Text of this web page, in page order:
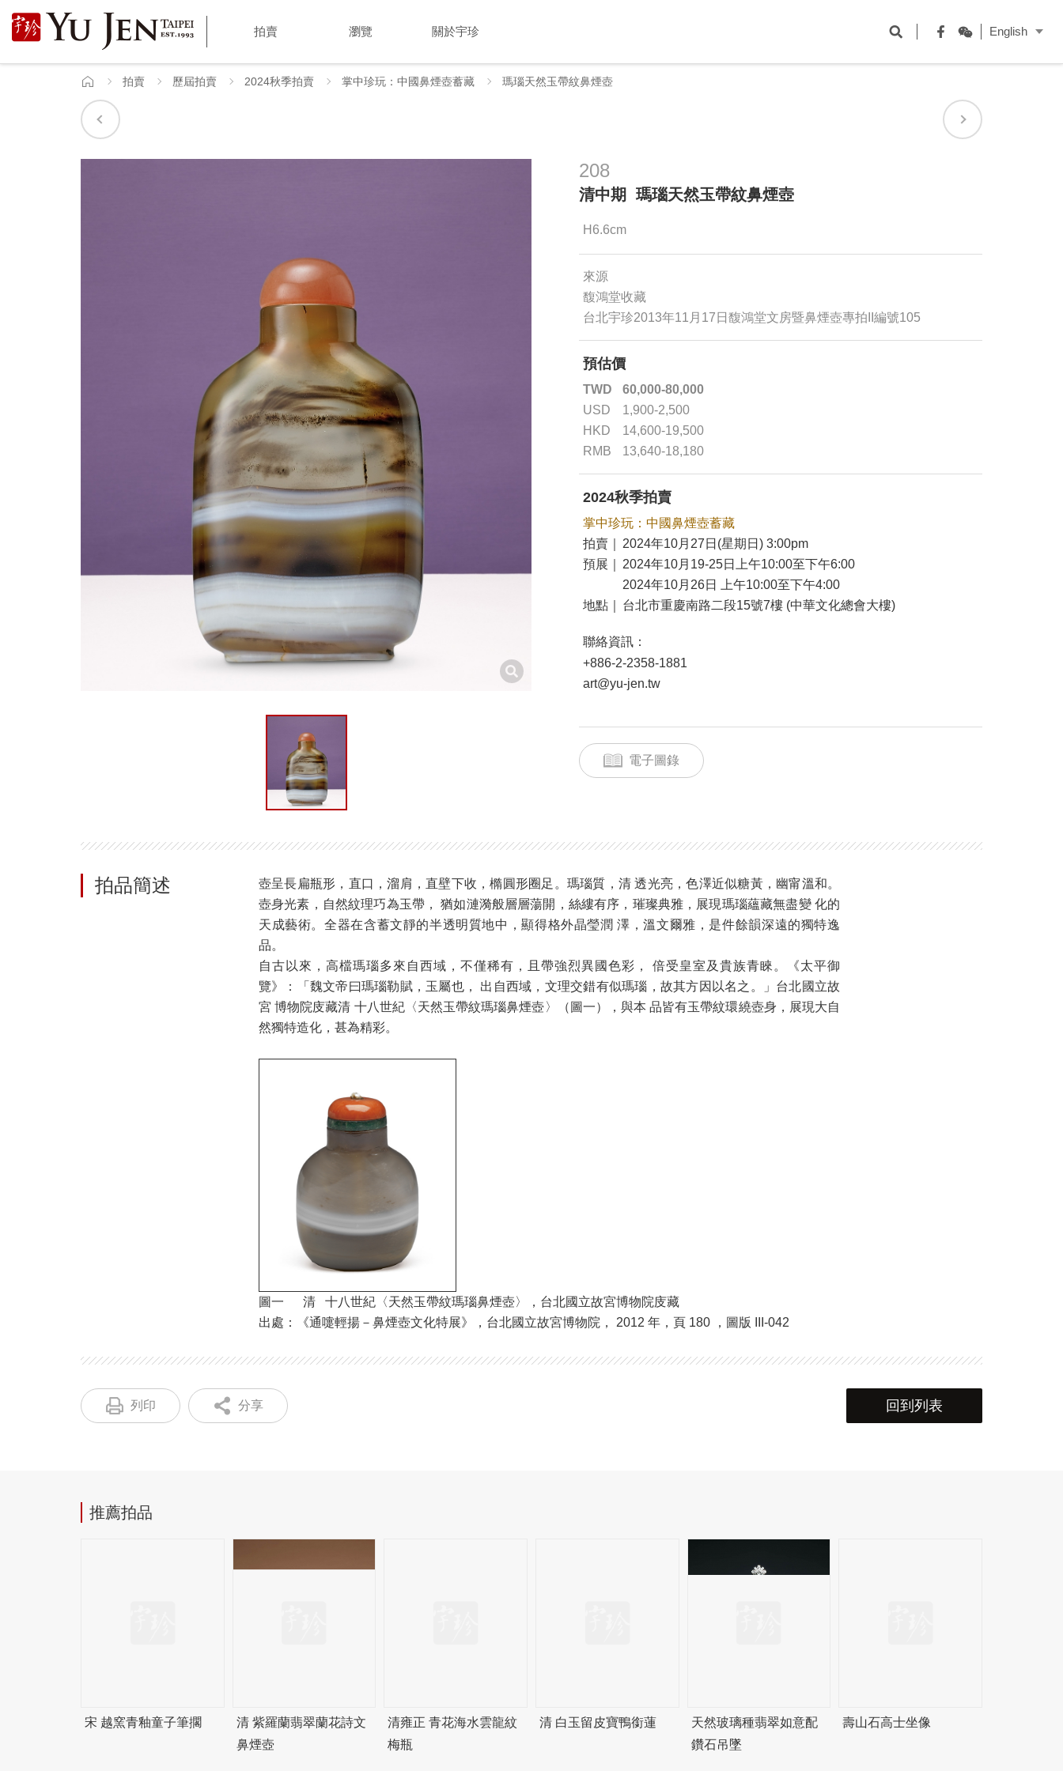
宇
珍
拍賣 瀏覽 關於宇珍
Facebook
WeChat
English
首
頁
拍賣 歷屆拍賣 2024秋季拍賣 掌中珍玩：中國鼻煙壺蓄藏 瑪瑙天然玉帶紋鼻煙壺
208
清中期 瑪瑙天然玉帶紋鼻煙壺
H6.6cm
來源
馥鴻堂收藏
台北宇珍2013年11月17日馥鴻堂文房暨鼻煙壺專拍II編號105
預估價
TWD
60,000-80,000
USD
1,900-2,500
HKD
14,600-19,500
RMB
13,640-18,180
2024秋季拍賣
掌中珍玩：中國鼻煙壺蓄藏
拍賣｜
2024年10月27日(星期日) 3:00pm
預展｜
2024年10月19-25日上午10:00至下午6:00
2024年10月26日 上午10:00至下午4:00
地點｜
台北市重慶南路二段15號7樓 (中華文化總會大樓)
聯絡資訊：
+886-2-2358-1881
art@yu-jen.tw
電子圖錄
拍品簡述
壺呈長扁瓶形，直口，溜肩，直壁下收，橢圓形圈足。瑪瑙質，清 透光亮，色澤近似糖黃，幽甯溫和。
壺身光素，自然紋理巧為玉帶， 猶如漣漪般層層蕩開，絲縷有序，璀璨典雅，展現瑪瑙蘊藏無盡變 化的
天成藝術。全器在含蓄文靜的半透明質地中，顯得格外晶瑩潤 澤，溫文爾雅，是件餘韻深遠的獨特逸
品。
自古以來，高檔瑪瑙多來自西域，不僅稀有，且帶強烈異國色彩， 倍受皇室及貴族青睞。《太平御
覽》：「魏文帝曰瑪瑙勒賦，玉屬也， 出自西域，文理交錯有似瑪瑙，故其方因以名之。」台北國立故
宮 博物院庋藏清 十八世紀〈天然玉帶紋瑪瑙鼻煙壺〉（圖一），與本 品皆有玉帶紋環繞壺身，展現大自
然獨特造化，甚為精彩。
圖一 清 十八世紀〈天然玉帶紋瑪瑙鼻煙壺〉，台北國立故宮博物院庋藏
出處：《通嚏輕揚－鼻煙壺文化特展》，台北國立故宮博物院， 2012 年，頁 180 ，圖版 III-042
列印 分享 回到列表
推薦拍品
宋 越窯青釉童子筆擱
清 紫羅蘭翡翠蘭花詩文
鼻煙壺
清雍正 青花海水雲龍紋
梅瓶
清 白玉留皮寶鴨銜蓮
天然玻璃種翡翠如意配
鑽石吊墜
壽山石高士坐像